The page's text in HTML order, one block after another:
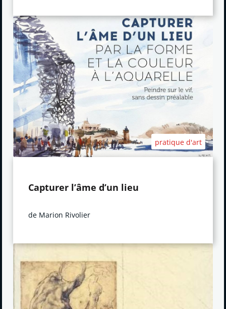
pratique d'art
Capturer l’âme d’un lieu
de Marion Rivolier